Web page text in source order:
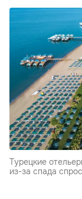
Турецкие
из-за спада